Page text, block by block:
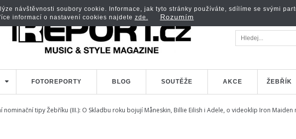
FOTOREPORTY BLOG SOUTĚŽE AKCE ŽEBŘÍK
nominační tipy Žebříku (III.): O Skladbu roku bojují Måneskin, Billie Eilish i Adele, o videoklip Iron
návštěvnosti soubory cookie. Informace, jak tyto stránky používáte, sdílíme se svými
informací o nastavení cookies najdete zde. Rozumím